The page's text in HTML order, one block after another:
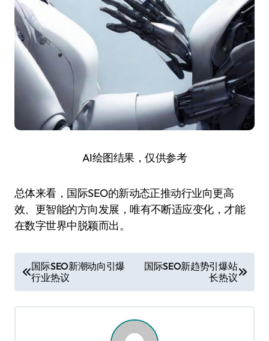
AI绘图结果，仅供参考
总体来看，国际SEO的新动态正推动行业向更高
效、更智能的方向发展，唯有不断适应变化，才能
在数字世界中脱颖而出。
章
导
国际SEO新潮动向引爆
行业热议
国际SEO新趋势引爆站
长热议